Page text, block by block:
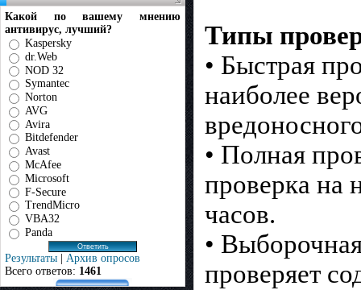
Какой по вашему мнению
антивирус, лучший?
Kaspersky
dr.Web
NOD 32
Symantec
Norton
AVG
Avira
Bitdefender
Avast
McAfee
Microsoft
F-Secure
TrendMicro
VBA32
Panda
Результаты | Архив опросов
Всего ответов: 1461
Типы
• Быстрая
наиболее
• Полная
проверка на
часов.
•
проверяет